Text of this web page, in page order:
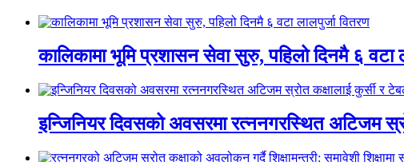
कालिकामा भूमि प्रशासन सेवा सुरु, पहिलो दिनमै ६ वटा
इन्जिनियर दिवसको अवसरमा रत्ननगरस्थित अटिजम